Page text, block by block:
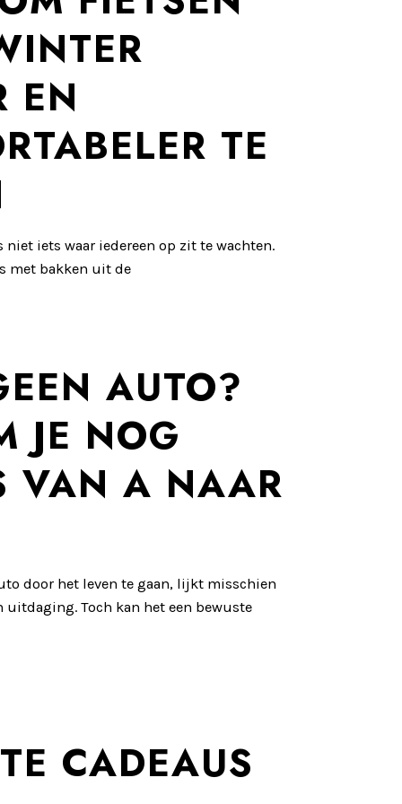
EN
TE
iets waar iedereen op zit te wachten.
met bakken uit de
AUTO?
JE NOG
VAN A NAAR
door het leven te gaan, lijkt misschien
uitdaging. Toch kan het een bewuste
CADEAUS